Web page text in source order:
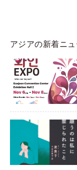
アジアの新着ニュ